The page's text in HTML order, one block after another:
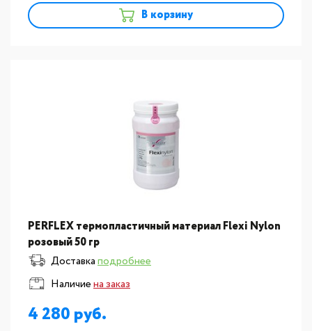
В корзину
PERFLEX термопластичный материал Flexi Nylon
розовый 50 гр
Доставкаподробнее
Наличиена заказ
4 280